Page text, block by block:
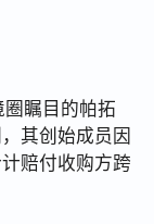
瞩目的帕拓
其创始成员因
赔付收购方跨